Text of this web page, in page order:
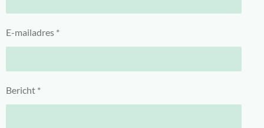
E-mailadres *
Bericht *